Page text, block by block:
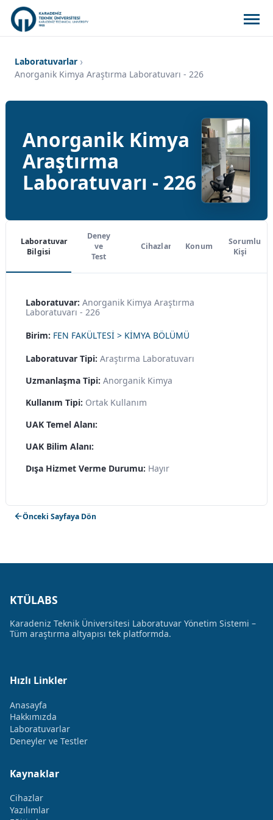
Laboratuvarlar
Anorganik Kimya Araştırma Laboratuvarı - 226
Anorganik Kimya
Araştırma
Laboratuvarı - 226
Laboratuvar
Bilgisi
Deney
ve
Test
Cihazlar Konum
Sorumlu
Kişi
Laboratuvar: Anorganik Kimya Araştırma
Laboratuvarı - 226
Birim: FEN FAKÜLTESİ > KİMYA BÖLÜMÜ
Laboratuvar Tipi: Araştırma Laboratuvarı
Uzmanlaşma Tipi: Anorganik Kimya
Kullanım Tipi: Ortak Kullanım
UAK Temel Alanı:
UAK Bilim Alanı:
Dışa Hizmet Verme Durumu: Hayır
Önceki Sayfaya Dön
KTÜLABS
Karadeniz Teknik Üniversitesi Laboratuvar Yönetim Sistemi –
Tüm araştırma altyapısı tek platformda.
Hızlı Linkler
Anasayfa
Hakkımızda
Laboratuvarlar
Deneyler ve Testler
Kaynaklar
Cihazlar
Yazılımlar